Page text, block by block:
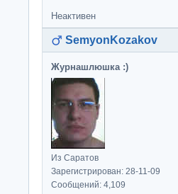
Неактивен
SemyonKozakov
Журнашлюшка :)
Из Саратов
Зарегистрирован: 28-11-09
Сообщений: 4,109